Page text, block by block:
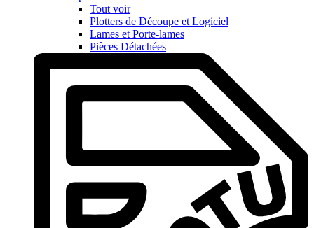
Tout voir
Plotters de Découpe et Logiciel
Lames et Porte-lames
Pièces Détachées